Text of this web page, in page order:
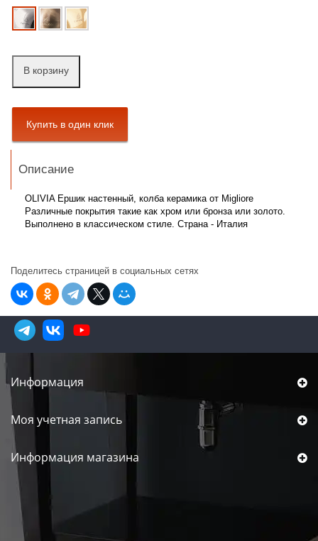
В корзину
Описание
OLIVIA Ершик настенный, колба керамика от Migliore
Различные покрытия такие как хром или бронза или золото.
Выполнено в классическом стиле. Страна - Италия
Поделитесь страницей в социальных сетях
Информация
Моя учетная запись
Информация магазина